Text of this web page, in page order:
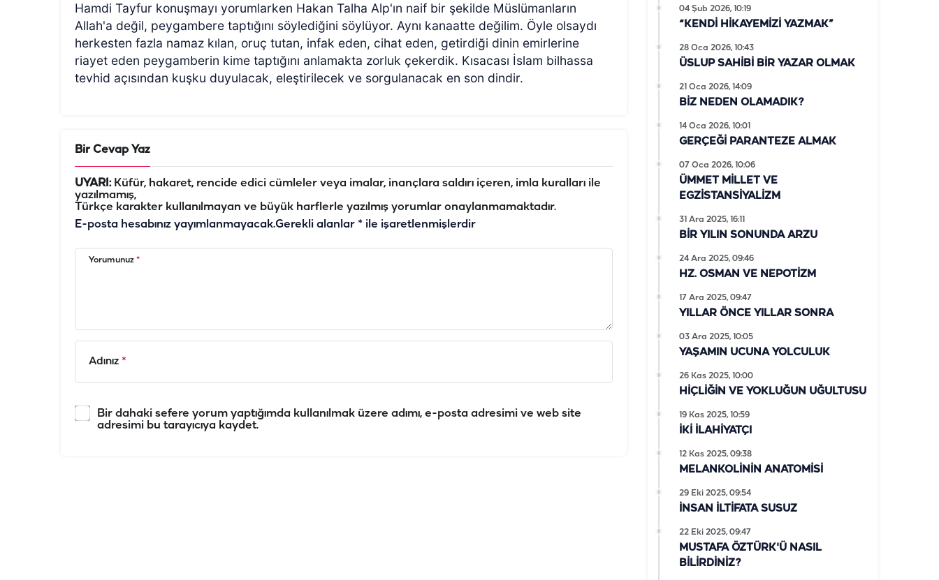
Hamdi Tayfur konuşmayı yorumlarken Hakan Talha Alp'ın naif bir şekilde Müslümanların
Allah'a değil, peygambere taptığını söylediğini söylüyor. Aynı kanaatte değilim. Öyle olsaydı
herkesten fazla namaz kılan, oruç tutan, infak eden, cihat eden, getirdiği dinin emirlerine
riayet eden peygamberin kime taptığını anlamakta zorluk çekerdik. Kısacası İslam bilhassa
tevhid açısından kuşku duyulacak, eleştirilecek ve sorgulanacak en son dindir.
Bir Cevap Yaz
UYARI:Küfür, hakaret, rencide edici cümleler veya imalar, inançlara saldırı içeren, imla kuralları ile
yazılmamış,
Türkçe karakter kullanılmayan ve büyük harflerle yazılmış yorumlar onaylanmamaktadır.
E-posta hesabınız yayımlanmayacak.Gerekli alanlar * ile işaretlenmişlerdir
Yorumunuz *
Adınız *
Bir dahaki sefere yorum yaptığımda kullanılmak üzere adımı, e-posta adresimi ve web site
adresimi bu tarayıcıya kaydet.
“KENDİ HİKAYEMİZİ YAZMAK”
04 Şub 2026, 10:19
ÜSLUP SAHİBİ BİR YAZAR OLMAK
28 Oca 2026, 10:43
BİZ NEDEN OLAMADIK?
21 Oca 2026, 14:09
GERÇEĞİ PARANTEZE ALMAK
14 Oca 2026, 10:01
ÜMMET MİLLET VE
EGZİSTANSİYALİZM
07 Oca 2026, 10:06
BİR YILIN SONUNDA ARZU
31 Ara 2025, 16:11
HZ. OSMAN VE NEPOTİZM
24 Ara 2025, 09:46
YILLAR ÖNCE YILLAR SONRA
17 Ara 2025, 09:47
YAŞAMIN UCUNA YOLCULUK
03 Ara 2025, 10:05
HİÇLİĞİN VE YOKLUĞUN UĞULTUSU
26 Kas 2025, 10:00
İKİ İLAHİYATÇI
19 Kas 2025, 10:59
MELANKOLİNİN ANATOMİSİ
12 Kas 2025, 09:38
İNSAN İLTİFATA SUSUZ
29 Eki 2025, 09:54
MUSTAFA ÖZTÜRK'Ü NASIL
BİLİRDİNİZ?
22 Eki 2025, 09:47